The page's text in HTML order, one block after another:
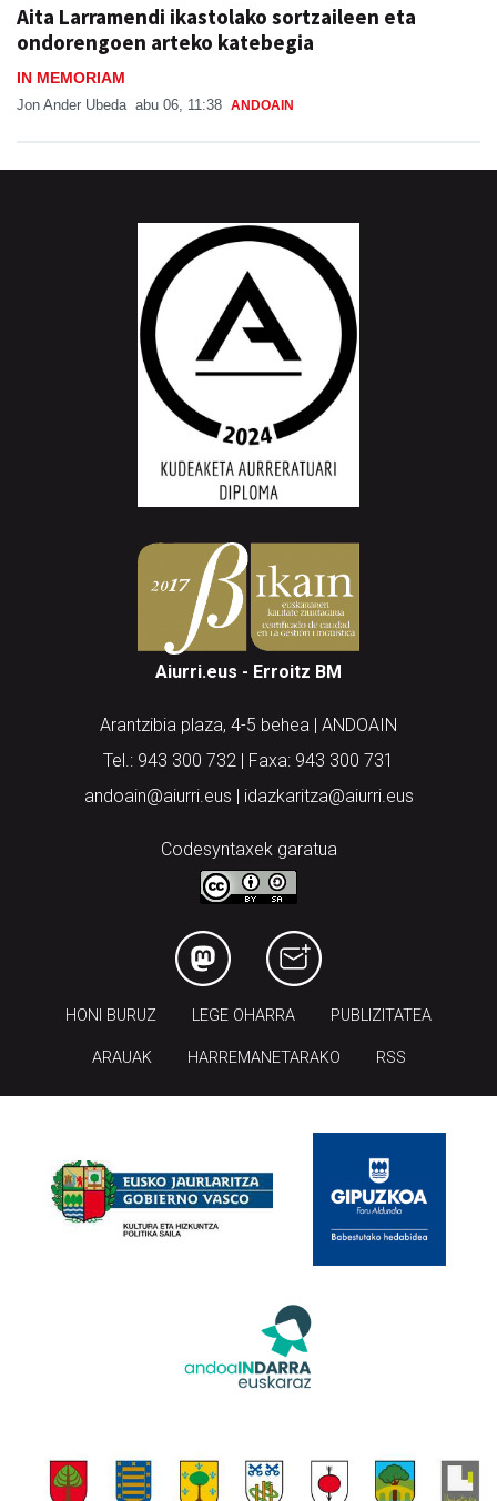
Aita Larramendi ikastolako sortzaileen eta
ondorengoen arteko katebegia
IN MEMORIAM
Jon Ander Ubeda abu 06, 11:38 ANDOAIN
Aiurri.eus - Erroitz BM
Arantzibia plaza, 4-5 behea | ANDOAIN
Tel.: 943 300 732 | Faxa: 943 300 731
andoain@aiurri.eus | idazkaritza@aiurri.eus
Codesyntaxek garatua
HONI BURUZ LEGE OHARRA PUBLIZITATEA
ARAUAK HARREMANETARAKO RSS